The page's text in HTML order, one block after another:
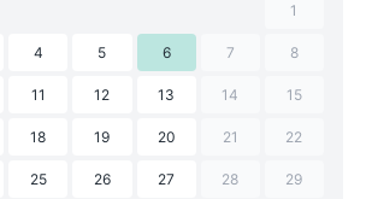
1
4 5 6 7 8
11 12 13 14 15
18 19 20 21 22
25 26 27 28 29